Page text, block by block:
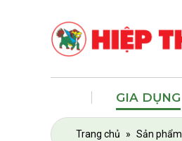
GIA DỤNG
Trang chủ » Sản phẩm